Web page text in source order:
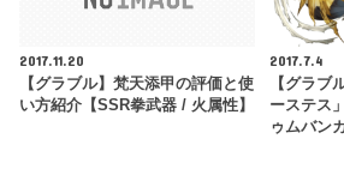
2017.11.20
【グラブル】梵天添甲の評価と使
い方紹介【SSR拳武器 / 火属性】
2017.7.4
【グラブ
ーステス
ゥムバン